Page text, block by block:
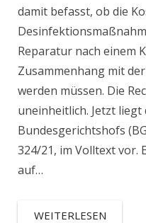
damit befasst, ob die
Reparatur nach einem
Zusammenhang mit
werden müssen. Die
uneinheitlich. Jetzt liegt
Bundesgerichtshofs
324/21, im Volltext vor.
auf…
WEITERLESEN